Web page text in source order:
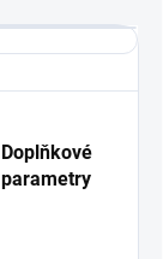
Doplňkové
parametry